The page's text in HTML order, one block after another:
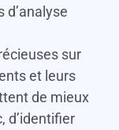
sur
et leurs
de mieux
d’identifier